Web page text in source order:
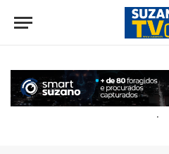
conteúdo
.